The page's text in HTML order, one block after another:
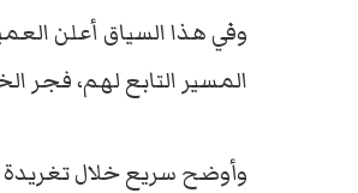
وفي هذا السياق أعلن
المسير التابع لهم، فجر
وأوضح سريع خلال تغريدة